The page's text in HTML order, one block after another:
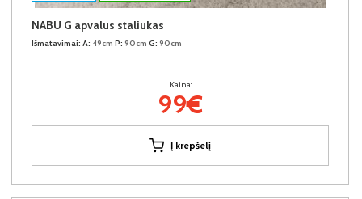
NABU G apvalus staliukas
Išmatavimai: A: 49cm P: 90cm G: 90cm
Kaina:
99€
Į krepšelį